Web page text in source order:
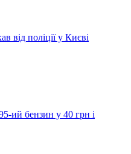
від поліції у Києві
ий бензин у 40 грн і